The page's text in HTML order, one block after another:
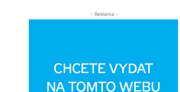
- Reklama -